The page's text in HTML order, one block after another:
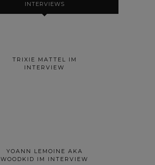
INTERVIEWS
TRIXIE MATTEL IM
INTERVIEW
YOANN LEMOINE AKA
WOODKID IM INTERVIEW